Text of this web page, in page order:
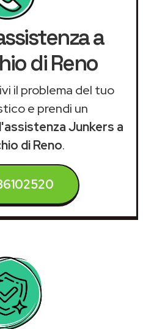
a
di Reno
il problema del tuo
e prendi un
l'assistenza Junkers a
di Reno.